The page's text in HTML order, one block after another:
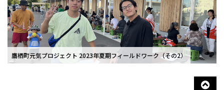
鷹栖町元気プロジェクト 2023年夏期フィールドワーク（その2）